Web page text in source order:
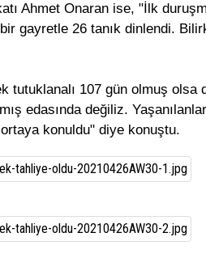
Ahmet Onaran ise, "İlk
gayretle 26 tanık dinlendi.
tutuklanalı 107 gün olmuş olsa
edasında değiliz.
konuldu" diye konuştu.